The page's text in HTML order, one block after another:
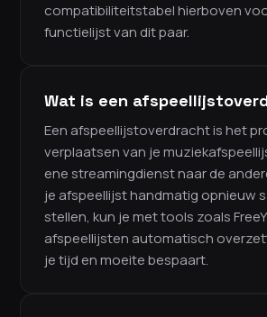
compatibiliteitstabel hierboven
functielijst van dit paar.
Wat is een
Een afspeellijstoverdracht is het
verplaatsen van je
ene streamingdienst naar de
je afspeellijst handmatig opnieuw
stellen, kun je met tools zoals
afspeellijsten automatisch
je tijd en moeite bespaart.